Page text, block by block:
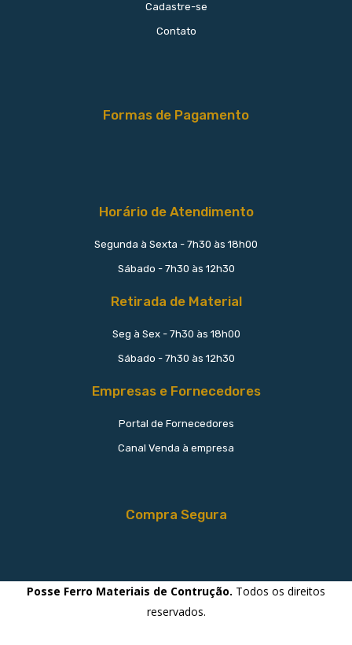
Cadastre-se
Contato
Formas de Pagamento
Horário de Atendimento
Segunda à Sexta - 7h30 às 18h00
Sábado - 7h30 às 12h30
Retirada de Material
Seg à Sex - 7h30 às 18h00
Sábado - 7h30 às 12h30
Empresas e Fornecedores
Portal de Fornecedores
Canal Venda à empresa
Compra Segura
Posse Ferro Materiais de Contrução. Todos os direitos
reservados.